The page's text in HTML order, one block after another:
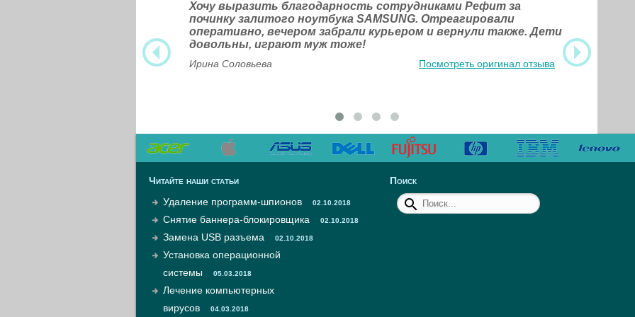
Хочу выразить благодарность сотрудниками Рефит за
починку залитого ноутбука SAMSUNG. Отреагировали
оперативно, вечером забрали курьером и вернули также. Дети
довольны, играют муж тоже!
Ирина Соловьева Посмотреть оригинал отзыва
Читайте наши статьи
Удаление программ-шпионов
02.10.2018
Снятие баннера-блокировщика 02.10.2018
Замена USB разъема 02.10.2018
Установка операционной
системы
05.03.2018
Лечение компьютерных
вирусов
04.03.2018
Поиск